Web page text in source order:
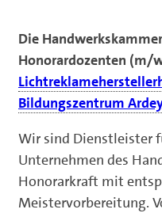
Die
Honorardozenten (m/
Bildungszentrum
Wir sind Dienstleister
Unternehmen des
Honorarkraft mit
Meistervorbereitung.